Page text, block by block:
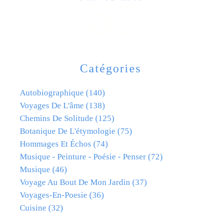
Catégories
Autobiographique (140)
Voyages De L'âme (138)
Chemins De Solitude (125)
Botanique De L'étymologie (75)
Hommages Et Échos (74)
Musique - Peinture - Poésie - Penser (72)
Musique (46)
Voyage Au Bout De Mon Jardin (37)
Voyages-En-Poesie (36)
Cuisine (32)